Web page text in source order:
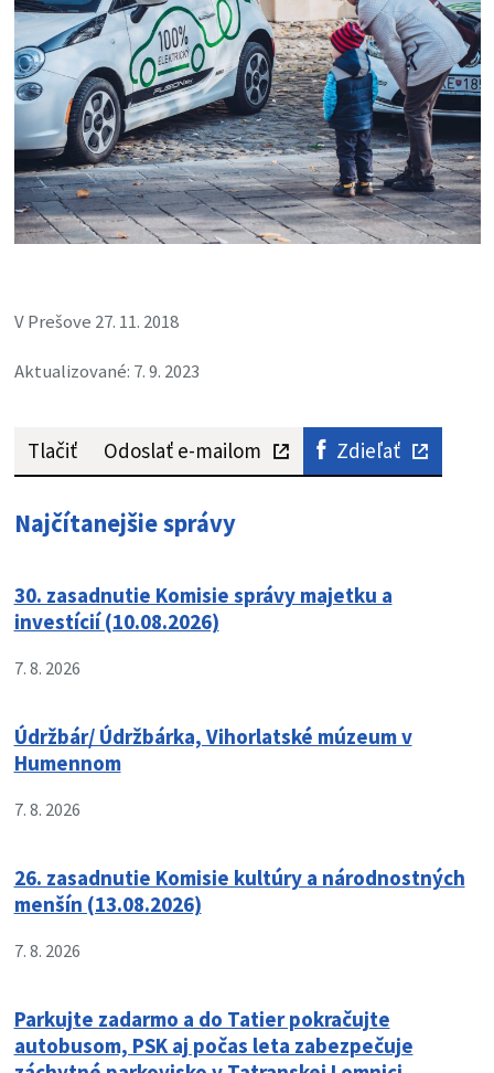
V Prešove 27. 11. 2018
Aktualizované: 7. 9. 2023
Tlačiť Odoslať e-mailom Zdieľať
Najčítanejšie správy
30. zasadnutie Komisie správy majetku a
investícií (10.08.2026)
7. 8. 2026
Údržbár/ Údržbárka, Vihorlatské múzeum v
Humennom
7. 8. 2026
26. zasadnutie Komisie kultúry a národnostných
menšín (13.08.2026)
7. 8. 2026
Parkujte zadarmo a do Tatier pokračujte
autobusom, PSK aj počas leta zabezpečuje